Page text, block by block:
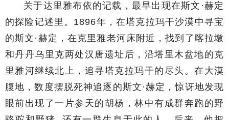
关于达里雅布依的记载，最早出现在斯文·赫定
的探险记述里。1896年，在塔克拉玛干沙漠中寻宝
的斯文·赫定，在克里雅老河床附近，找到了喀拉墩
和丹丹乌里克两处汉唐遗址后，沿塔里木盆地的克
里雅河继续北上，追寻塔克拉玛干的尽头。在大漠
腹地，数度摆脱死神追逐的斯文·赫定，惊讶地发现
眼前出现了一片参天的胡杨，林中有成群奔跑的野